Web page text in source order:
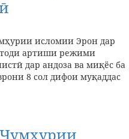
исломии Эрон дар
артиши режими
дар андоза ва миқёс ба
8 сол дифои муқаддас